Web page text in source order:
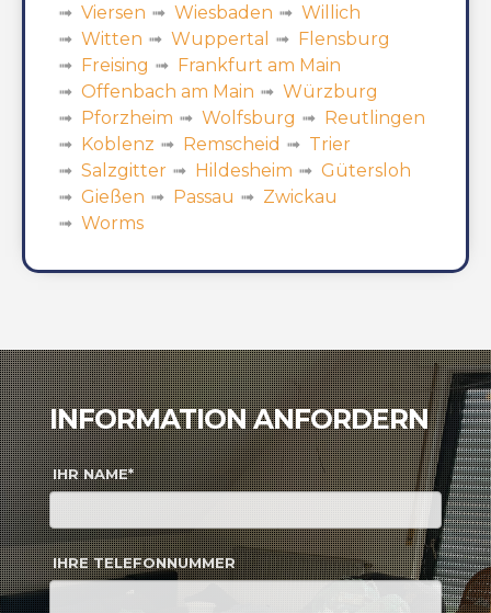
Viersen
Wiesbaden
Willich
Witten
Wuppertal
Flensburg
Freising
Frankfurt am Main
Offenbach am Main
Würzburg
Pforzheim
Wolfsburg
Reutlingen
Koblenz
Remscheid
Trier
Salzgitter
Hildesheim
Gütersloh
Gießen
Passau
Zwickau
Worms
INFORMATION ANFORDERN
IHR NAME*
IHRE TELEFONNUMMER